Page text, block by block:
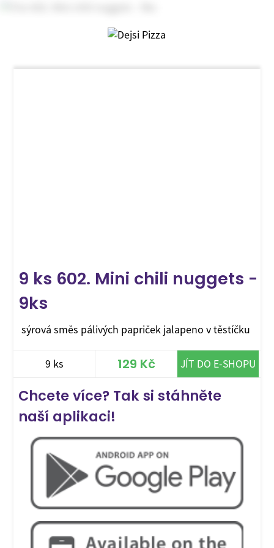
9 ks 602. Mini chili nuggets -
9ks
sýrová směs pálivých papriček jalapeno v těstíčku
9 ks 129 Kč JÍT DO E-SHOPU
Chcete více? Tak si stáhněte
naší aplikaci!